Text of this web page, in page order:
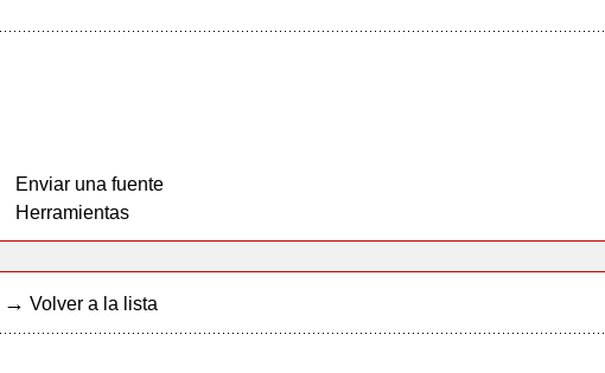
Enviar una fuente
Herramientas
→ Volver a la lista